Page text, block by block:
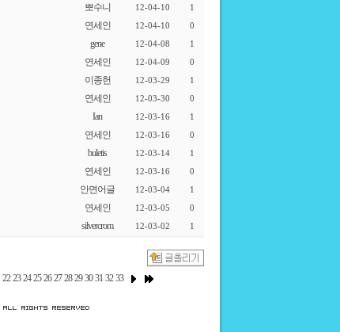
뽀수니 12-04-10 1
연세인 12-04-10 0
gene 12-04-08 1
연세인 12-04-09 0
이종헌 12-03-29 1
연세인 12-03-30 0
Ian 12-03-16 1
연세인 12-03-16 0
buletis 12-03-14 1
연세인 12-03-16 0
안면어글 12-03-04 1
연세인 12-03-05 0
silvercrom 12-03-02 1
22 23 24 25 26 27 28 29 30 31 32 33